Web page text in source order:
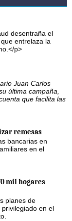
desentraña el
entrelaza la
p>
Juan Carlos
última campaña,
que facilita las
remesas
bancarias en
en el
mil hogares
planes de
en el